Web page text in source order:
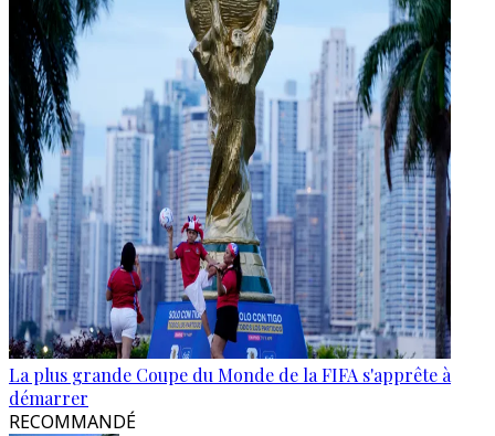
La plus grande Coupe du Monde de la FIFA s'apprête à
démarrer
RECOMMANDÉ